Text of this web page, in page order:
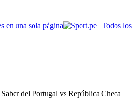
del Portugal vs República Checa